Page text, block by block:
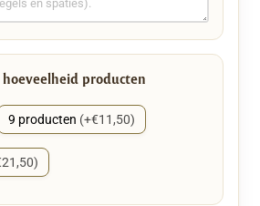
producten
9 producten (+€11,50)